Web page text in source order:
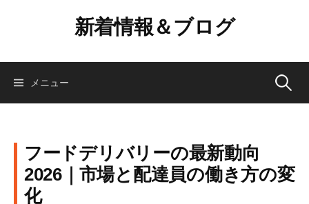
ン
新着情報＆ブログ
メニュー 検
フードデリバリーの最新動向
2026｜市場と配達員の働き方の変
化